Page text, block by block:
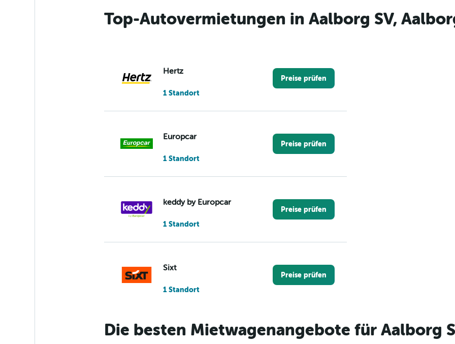
Top-Autovermietungen in Aalborg SV,
Hertz
1 Standort
Preise prüfen
Europcar
1 Standort
Preise prüfen
keddy by Europcar
1 Standort
Preise prüfen
Sixt
1 Standort
Preise prüfen
Budget
Preise prüfen
Die besten Mietwagenangebote für Aalborg